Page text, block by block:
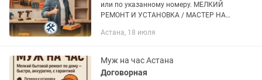
или по указанному номеру. МЕЛКИЙ
РЕМОНТ И УСТАНОВКА / МАСТЕР НА
полок, штор, карнизов, картин, зеркал
Астана, 18 июля
Муж на час Астана
Договорная